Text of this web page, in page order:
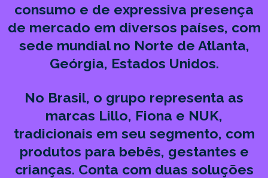
consumo e de expressiva presença
de mercado em diversos países, com
sede mundial no Norte de Atlanta,
Geórgia, Estados Unidos.
No Brasil, o grupo representa as
marcas Lillo, Fiona e NUK,
tradicionais em seu segmento, com
produtos para bebês, gestantes e
crianças. Conta com duas soluções